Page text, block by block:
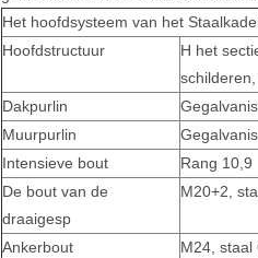
Het hoofdsysteem van het
Hoofdstructuur
H het
Dakpurlin
Muurpurlin
Intensieve bout
Rang 10,9
De bout van de
draaigesp
M20+2,
Ankerbout
M24, staal